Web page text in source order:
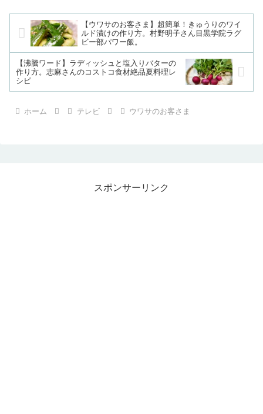
【ウワサのお客さま】超簡単！きゅうりのワイ
ルド漬けの作り方。村野明子さん目黒学院ラグ
ビー部パワー飯。
【沸騰ワード】ラディッシュと塩入りバターの
作り方。志麻さんのコストコ食材絶品夏料理レ
シピ
ホーム テレビ ウワサのお客さま
スポンサーリンク